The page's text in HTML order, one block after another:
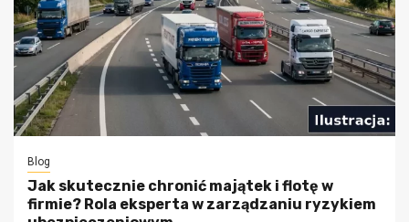
Blog
Jak skutecznie chronić majątek i flotę w
firmie? Rola eksperta w zarządzaniu ryzykiem